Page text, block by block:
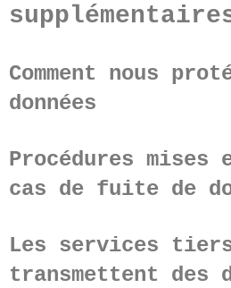
Comment nous
données
Procédures mises
cas de fuite de
Les services
transmettent des